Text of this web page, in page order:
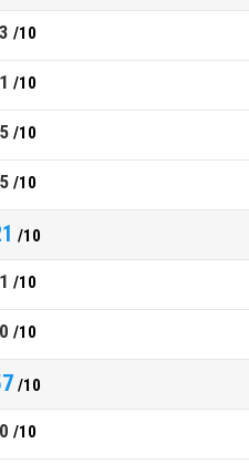
/10
/10
/10
/10
/10
/10
/10
/10
/10